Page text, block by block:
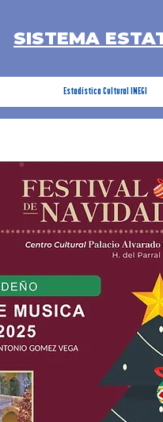
SISTEMA
Estadística Cultural INEGI